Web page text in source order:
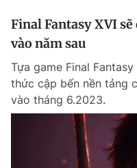
Phó tổng biên tập: Lâm Hiếu
Phó tổng biên tập: Trần Việt
Tổng thư ký tòa soạn: Đức
Giấy phép xuất bản số 110/
© 2003-2026 Bản quyền
dưới mọi hình thức nếu
Phát triển bởi ePi
Final Fantasy XVI
vào năm sau
Tựa game Final
thức cập bến nền tảng
vào tháng 6.2023.